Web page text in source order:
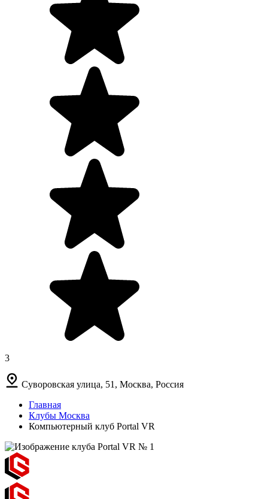
3
Суворовская улица, 51, Москва, Россия
Главная
Клубы Москва
Компьютерный клуб Portal VR